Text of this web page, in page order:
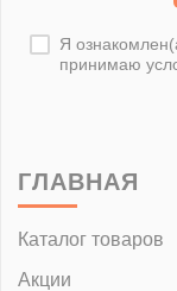
Я
принимаю
ГЛАВНАЯ
Каталог товаров
Акции